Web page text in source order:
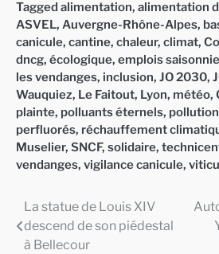
Tagged alimentation, alimentation
ASVEL, Auvergne-Rhône-Alpes,
canicule, cantine, chaleur, climat,
dncg, écologique, emplois
les vendanges, inclusion, JO 2030,
Wauquiez, Le Faitout, Lyon, météo,
plainte, polluants éternels, pollution
perfluorés, réchauffement
Muselier, SNCF, solidaire,
vendanges, vigilance canicule,
Navigation
de
La statue de Louis XIV
descend de son piédestal
à Bellecour